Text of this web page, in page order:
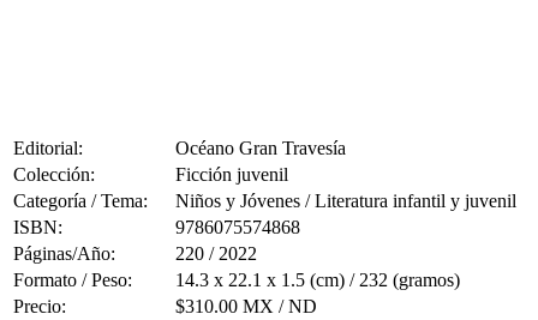
Editorial:
Océano Gran Travesía
Colección:
Ficción juvenil
Categoría / Tema:
Niños y Jóvenes / Literatura infantil y juvenil
ISBN:
9786075574868
Páginas/Año:
220 / 2022
Formato / Peso:
14.3 x 22.1 x 1.5 (cm) / 232 (gramos)
Precio:
$310.00 MX / ND